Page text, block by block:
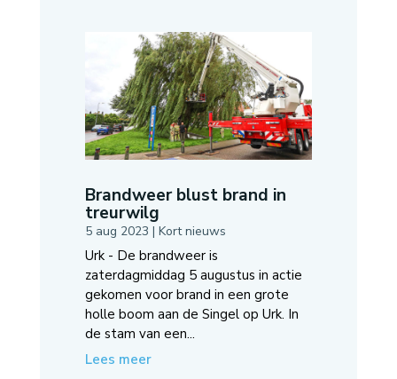
Brandweer blust brand in
treurwilg
5 aug 2023 | Kort nieuws
Urk - De brandweer is
zaterdagmiddag 5 augustus in actie
gekomen voor brand in een grote
holle boom aan de Singel op Urk. In
de stam van een...
Lees meer